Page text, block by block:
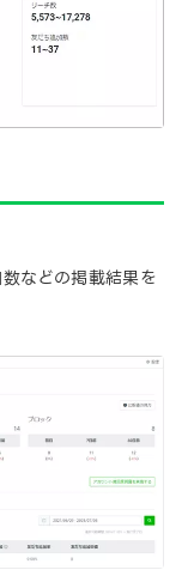
などの掲載結果を